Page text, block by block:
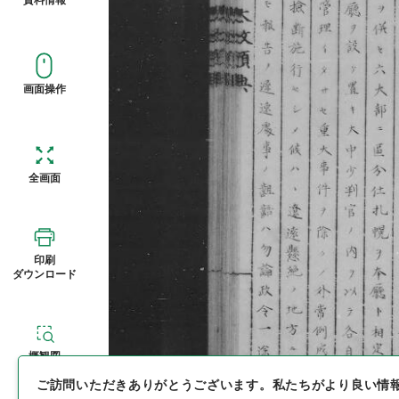
画面操作
全画面
印刷
ダウンロード
概観図
ご訪問いただきありがとうございます。 私たちがより良い情